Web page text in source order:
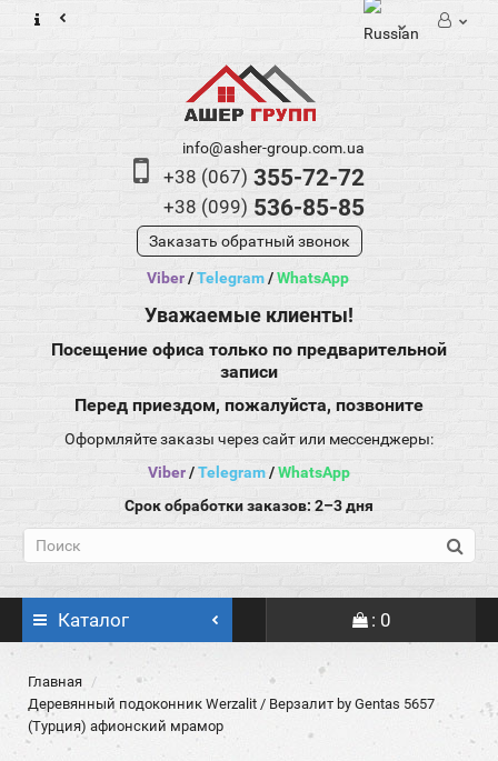
info@asher-group.com.ua
+38 (067) 355-72-72
+38 (099) 536-85-85
Заказать обратный звонок
Viber/Telegram/WhatsApp
Уважаемые клиенты!
Посещение офиса только по предварительной
записи
Перед приездом, пожалуйста, позвоните
Оформляйте заказы через сайт или мессенджеры:
Viber/Telegram/WhatsApp
Срок обработки заказов: 2–3 дня
Каталог : 0
Главная
Деревянный подоконник Werzalit / Верзалит by Gentas 5657
(Турция) афионский мрамор